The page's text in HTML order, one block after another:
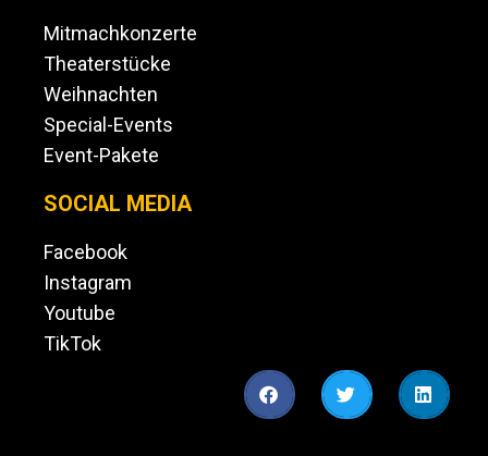
Mitmachkonzerte
Theaterstücke
Weihnachten
Special-Events
Event-Pakete
SOCIAL MEDIA
Facebook
Instagram
Youtube
TikTok